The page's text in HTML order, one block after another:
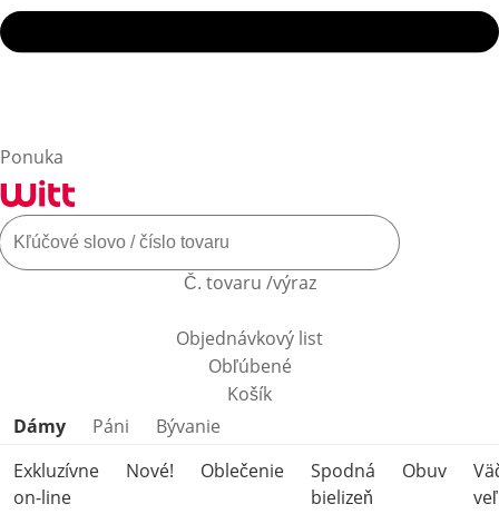
Ponuka
Č. tovaru /výraz
Objednávkový list
Obľúbené
Košík
Preskočiť kategórie produktov
Dámy Páni
Bývanie
Exkluzívne
on-line
Nové! Oblečenie
Spodná
bielizeň
Obuv